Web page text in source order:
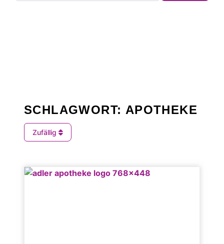
SCHLAGWORT: APOTHEKE
Zufällig